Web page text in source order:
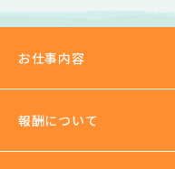
お仕事内容
報酬について